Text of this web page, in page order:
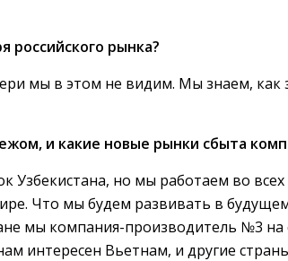
российского рынка?
мы в этом не видим. Мы знаем, как
и какие новые рынки сбыта
Узбекистана, но мы работаем во
Что мы будем развивать в
мы компания-производитель №3
интересен Вьетнам, и другие